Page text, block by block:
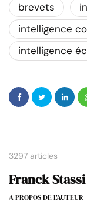
brevets
intelligence
intelligence
3297 articles
Franck Stassi
A PROPOS DE L'AUTEUR